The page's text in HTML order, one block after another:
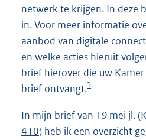
netwerk te krijgen. In deze
in. Voor meer informatie
aanbod van digitale
en welke acties hieruit
brief hierover die uw
brief ontvangt.1
In mijn brief van 19 mei jl.
410) heb ik een overzicht